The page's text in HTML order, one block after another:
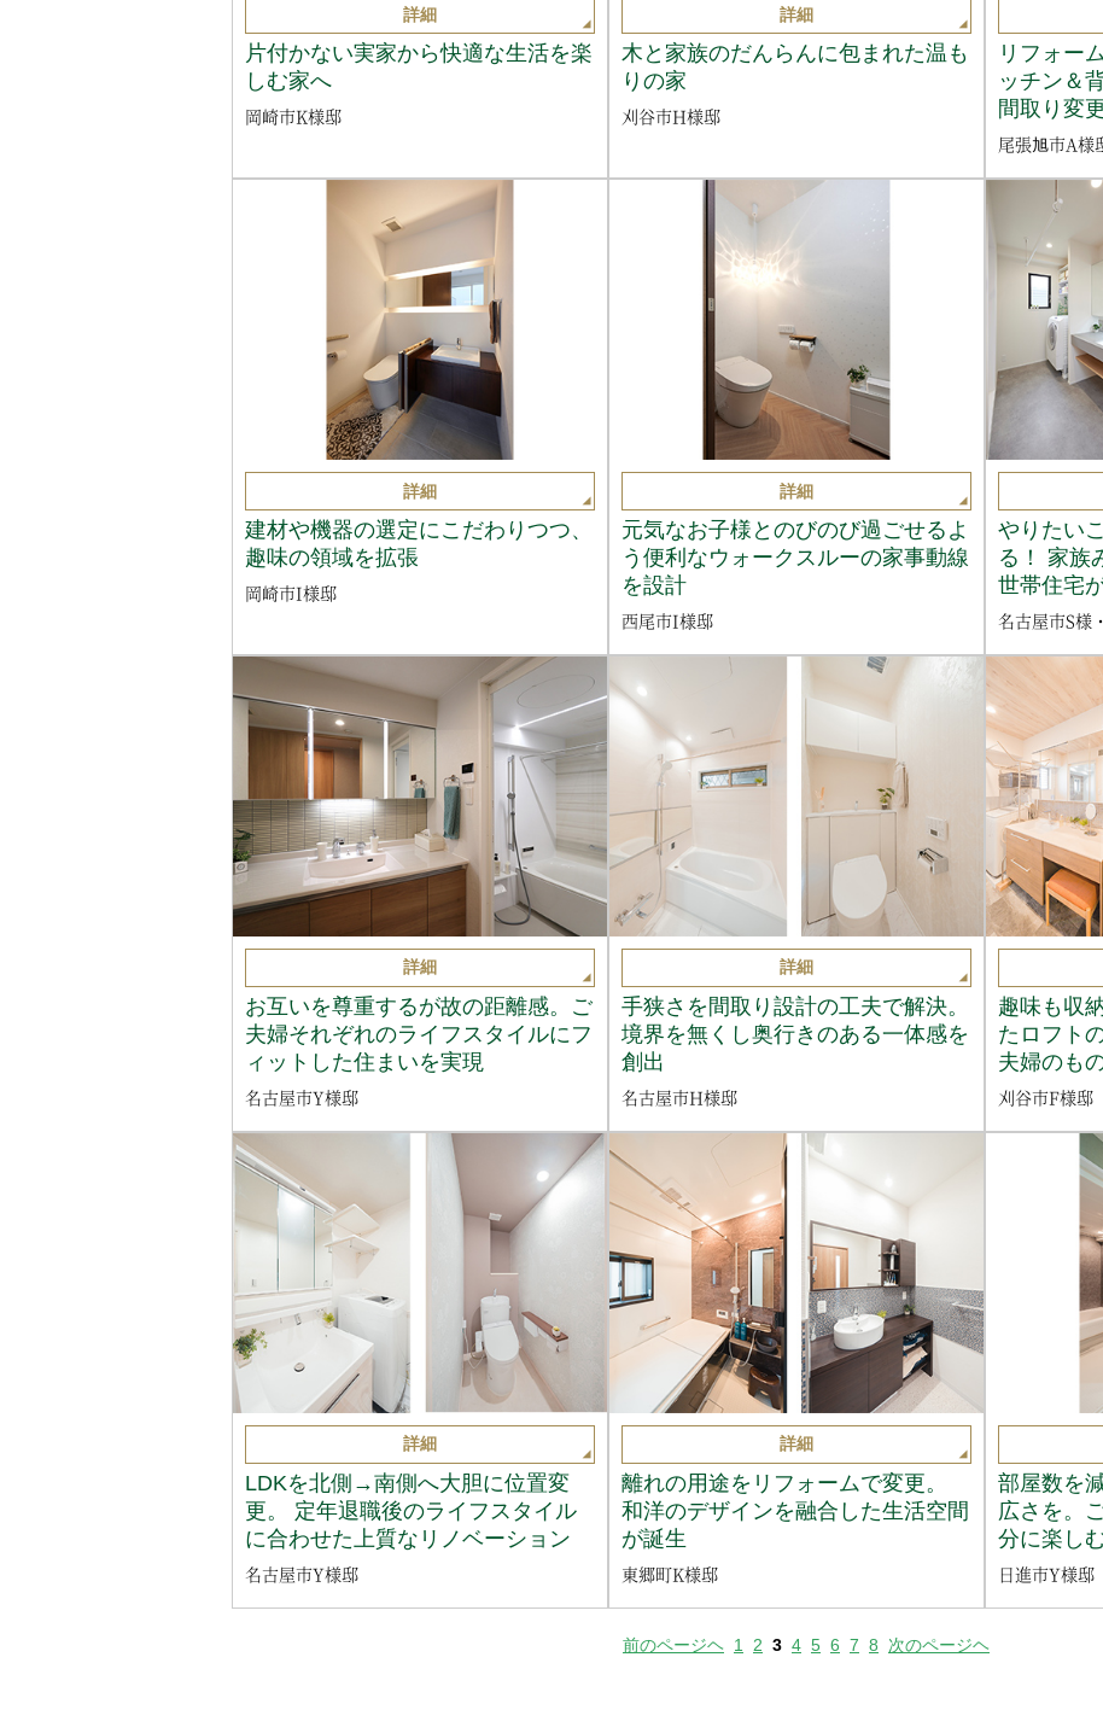
詳細
片付かない実家から快適な生活を楽
しむ家へ
岡崎市K様邸
詳細
木と家族のだんらんに包まれた温も
りの家
刈谷市H様邸
リフォー
ッチン＆
間取り変
尾張旭市A様
詳細
建材や機器の選定にこだわりつつ、
趣味の領域を拡張
岡崎市I様邸
詳細
元気なお子様とのびのび過ごせるよ
う便利なウォークスルーの家事動線
を設計
西尾市I様邸
やりたい
る！ 家族
世帯住宅
名古屋市S様
詳細
お互いを尊重するが故の距離感。ご
夫婦それぞれのライフスタイルにフ
ィットした住まいを実現
名古屋市Y様邸
詳細
手狭さを間取り設計の工夫で解決。
境界を無くし奥行きのある一体感を
創出
名古屋市H様邸
趣味も収
たロフト
夫婦のも
刈谷市F様邸
詳細
LDKを北側→南側へ大胆に位置変
更。 定年退職後のライフスタイル
に合わせた上質なリノベーション
名古屋市Y様邸
詳細
離れの用途をリフォームで変更。
和洋のデザインを融合した生活空間
が誕生
東郷町K様邸
部屋数を
広さを。
分に楽し
日進市Y様邸
前のページヘ 1 2 3 4 5 6 7 8 次のページヘ